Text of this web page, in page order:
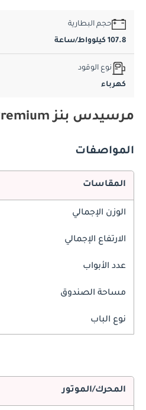
حجم البطارية
107.8 كيلوواط/ساعة
نوع الوقود
كهرباء
مرسيدس بنز EQS 450+ Premium + المواصفات والميزات
المواصفات
المقاسات
الوزن الإجمالي
الارتفاع الإجمالي
عدد الأبواب
مساحة الصندوق
نوع الباب
المحرك/الموتور